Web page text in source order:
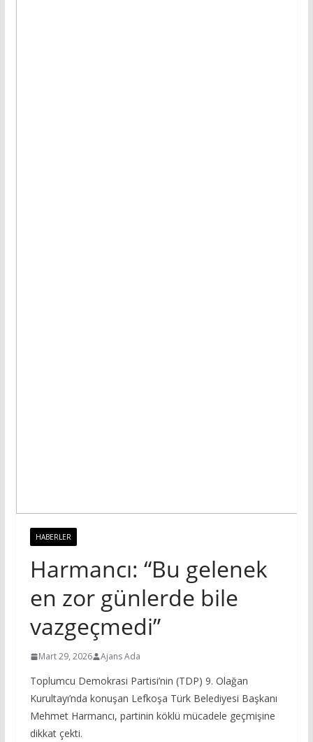
HABERLER
Harmancı: “Bu gelenek
en zor günlerde bile
vazgeçmedi”
Mart 29, 2026 Ajans Ada
Toplumcu Demokrasi Partisi’nin (TDP) 9. Olağan
Kurultayı’nda konuşan Lefkoşa Türk Belediyesi Başkanı
Mehmet Harmancı, partinin köklü mücadele geçmişine
dikkat çekti.